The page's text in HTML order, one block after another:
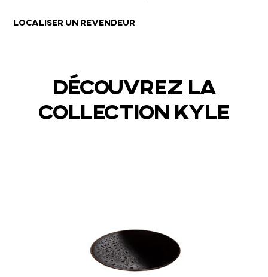
LOCALISER UN REVENDEUR
DÉCOUVREZ LA
COLLECTION KYLE